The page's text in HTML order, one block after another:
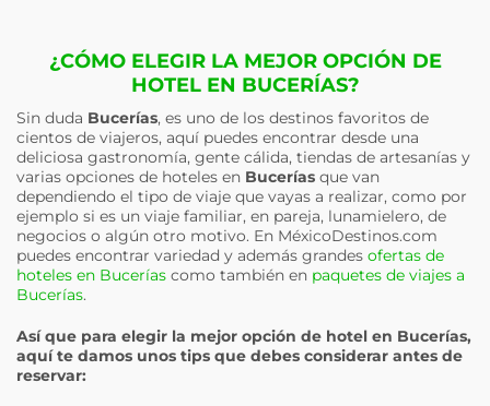
¿CÓMO ELEGIR LA MEJOR OPCIÓN DE
HOTEL EN BUCERÍAS?
Sin duda Bucerías, es uno de los destinos favoritos de
cientos de viajeros, aquí puedes encontrar desde una
deliciosa gastronomía, gente cálida, tiendas de artesanías y
varias opciones de hoteles en Bucerías que van
dependiendo el tipo de viaje que vayas a realizar, como por
ejemplo si es un viaje familiar, en pareja, lunamielero, de
negocios o algún otro motivo. En MéxicoDestinos.com
puedes encontrar variedad y además grandes ofertas de
hoteles en Bucerías como también en paquetes de viajes a
Bucerías.
Así que para elegir la mejor opción de hotel en Bucerías,
aquí te damos unos tips que debes considerar antes de
reservar: